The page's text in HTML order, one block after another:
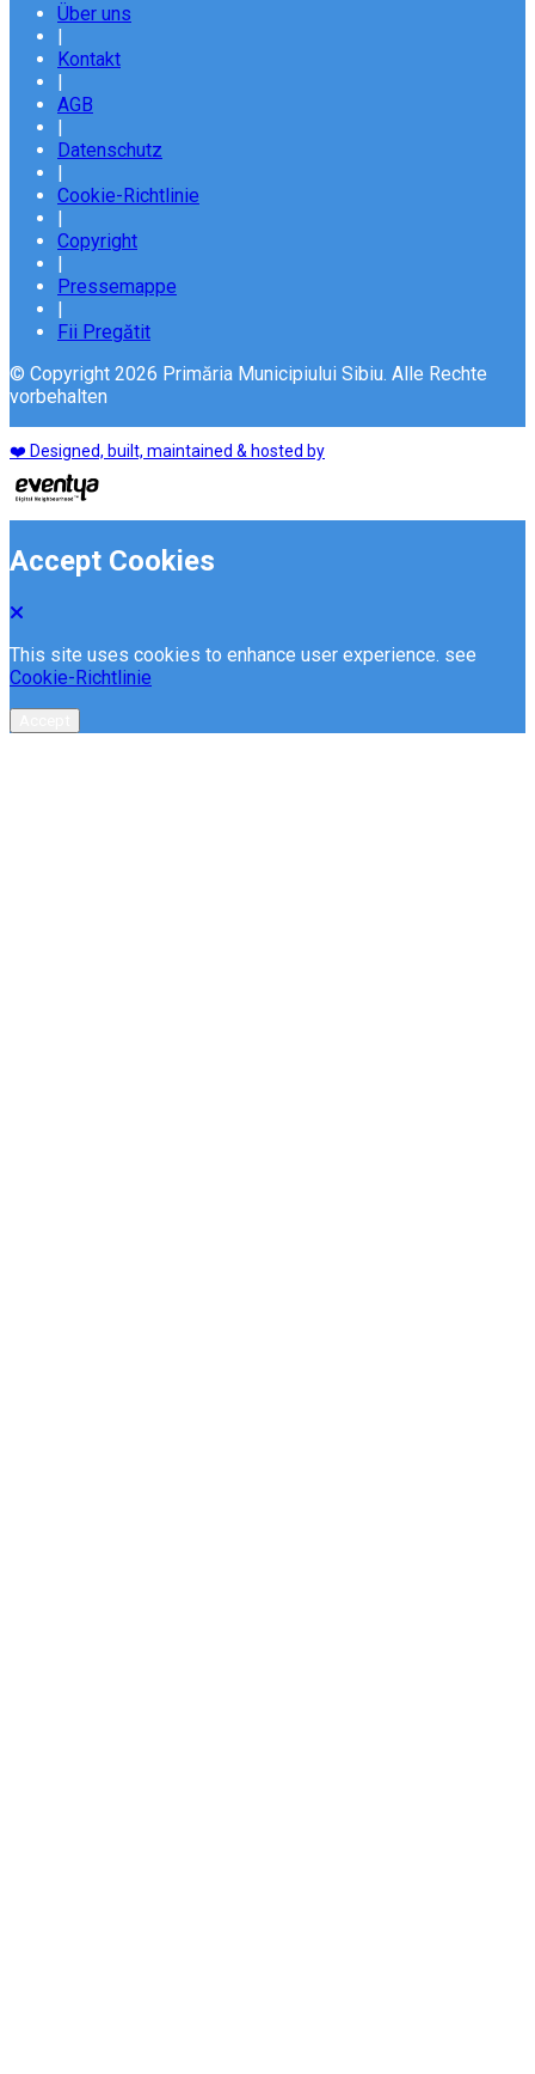
Über uns
|
Kontakt
|
AGB
|
Datenschutz
|
Cookie-Richtlinie
|
Copyright
|
Pressemappe
|
Fii Pregătit
© Copyright 2026 Primăria Municipiului Sibiu. Alle Rechte
vorbehalten
❤️ Designed, built, maintained & hosted by
Accept Cookies
This site uses cookies to enhance user experience. see
Cookie-Richtlinie